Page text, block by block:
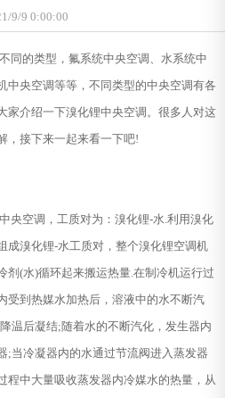
9/9 0:00:00
同的类型，氟系统中央空调、水系统中
中央空调等等，不同类型的中央空调有各
家介绍一下溴化锂中央空调。很多人对这
，接下来一起来看一下吧!
央空调，工质对为：溴化锂-水.利用溴化
成溴化锂-水工质对，整个溴化锂空调机
剂(水)循环起来搬运热量.在制冷机运行过
受到热媒水加热后，溶液中的水不断汽
温后凝结;随着水的不断汽化，发生器内
;当冷凝器内的水通过节流阀进入蒸发器
程中大量吸收蒸发器内冷媒水的热量，从